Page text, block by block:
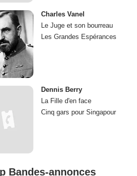
Charles Vanel
Le Juge et son bourreau
Les Grandes Espérances
Dennis Berry
La Fille d'en face
Cinq gars pour Singapour
Bandes-annonces